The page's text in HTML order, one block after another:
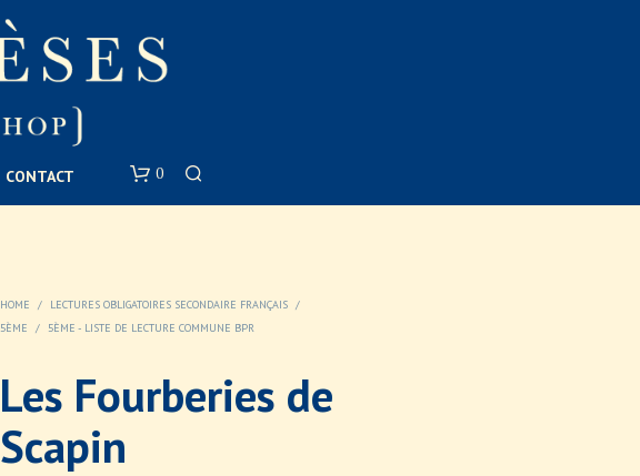
CONTACT 0
HOME / LECTURES OBLIGATOIRES SECONDAIRE FRANÇAIS /
5ÈME
/ 5ÈME - LISTE DE LECTURE COMMUNE BPR
Les Fourberies de
Scapin